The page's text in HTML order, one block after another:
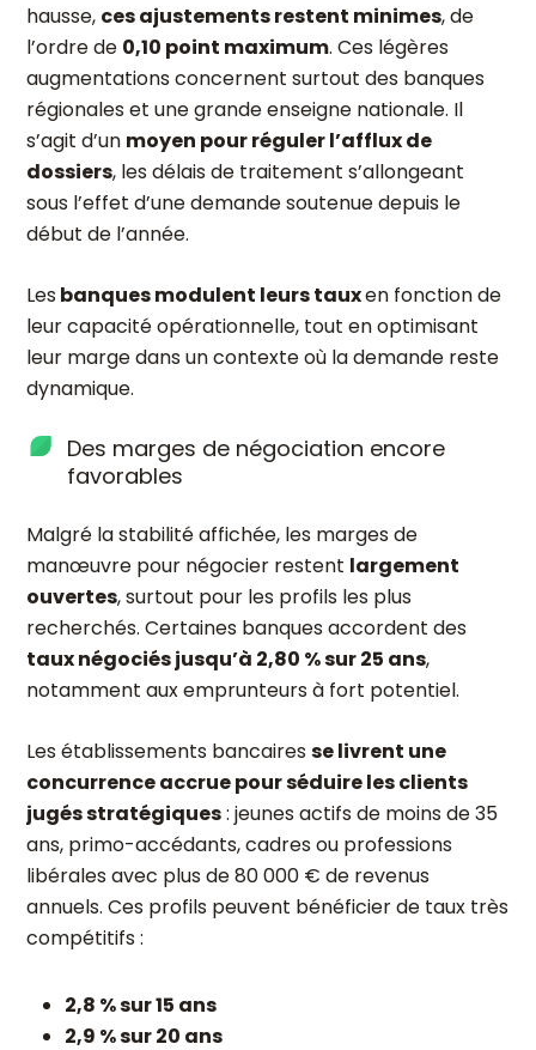
hausse, ces ajustements restent minimes, de
l’ordre de 0,10 point maximum. Ces légères
augmentations concernent surtout des banques
régionales et une grande enseigne nationale. Il
s’agit d’un moyen pour réguler l’afflux de
dossiers, les délais de traitement s’allongeant
sous l’effet d’une demande soutenue depuis le
début de l’année.
Lesbanques modulent leurs tauxen fonction de
leur capacité opérationnelle, tout en optimisant
leur marge dans un contexte où la demande reste
dynamique.
Des marges de négociation encore
favorables
Malgré la stabilité affichée, les marges de
manœuvre pour négocier restent largement
ouvertes, surtout pour les profils les plus
recherchés. Certaines banques accordent des
taux négociés jusqu’à 2,80 % sur 25 ans,
notamment aux emprunteurs à fort potentiel.
Les établissements bancairesse livrent une
concurrence accrue pour séduire les clients
jugés stratégiques: jeunes actifs de moins de 35
ans, primo-accédants, cadres ou professions
libérales avec plus de 80 000 € de revenus
annuels. Ces profils peuvent bénéficier de taux très
compétitifs :
2,8 % sur 15 ans
2,9 % sur 20 ans